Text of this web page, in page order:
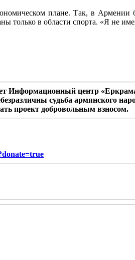
плане. Так, в
только в области спорта. «Я не
Информационный центр
судьба армянского
проект добровольным взносом.